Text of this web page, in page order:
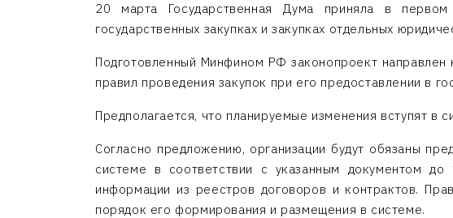
20 марта Государственная Дума приняла в
государственных закупках и закупках отдельных
Подготовленный Минфином РФ законопроект направлен
правил проведения закупок при его предоставлении в
Предполагается, что планируемые изменения вступят в
Согласно предложению, организации будут обязаны
системе в соответствии с указанным документом
информации из реестров договоров и контрактов.
порядок его формирования и размещения в системе.